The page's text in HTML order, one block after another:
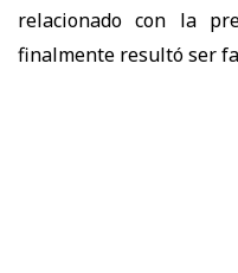
relacionado con la
finalmente resultó ser